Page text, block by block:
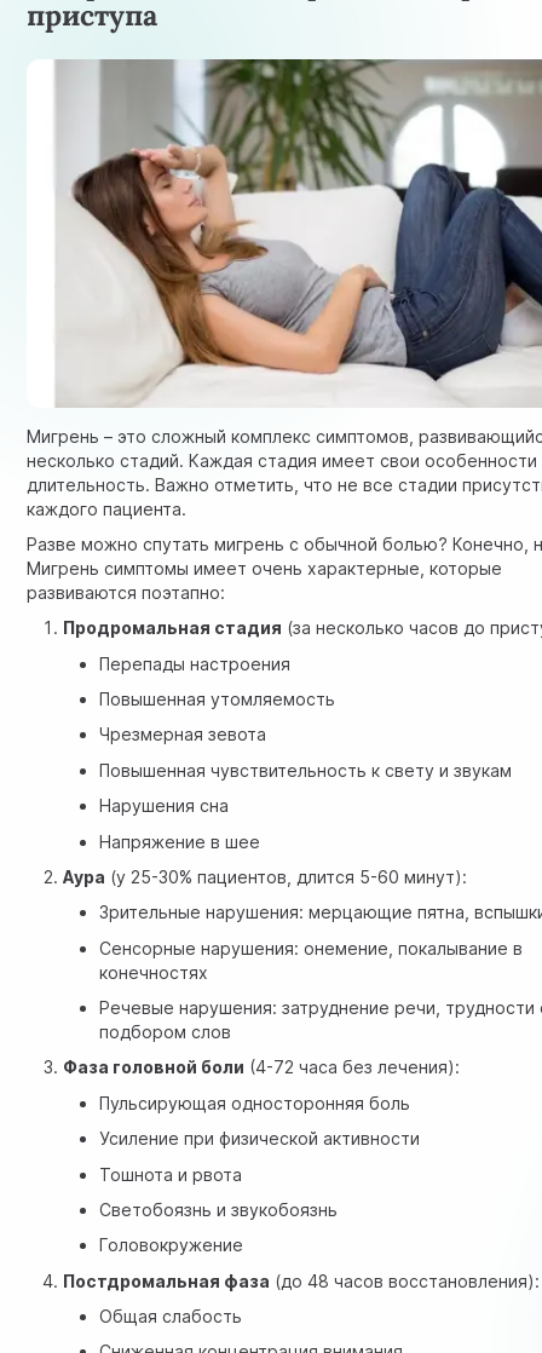
приступа
Мигрень – это сложный комплекс симптомов,
несколько стадий. Каждая стадия имеет свои особенности
длительность. Важно отметить, что не все стадии
каждого пациента.
Разве можно спутать мигрень с обычной болью? Конечно,
Мигрень симптомы имеет очень характерные, которые
развиваются поэтапно:
Продромальная стадия (за несколько часов до
Перепады настроения
Повышенная утомляемость
Чрезмерная зевота
Повышенная чувствительность к свету и звукам
Нарушения сна
Напряжение в шее
Аура (у 25-30% пациентов, длится 5-60 минут):
Зрительные нарушения: мерцающие пятна,
Сенсорные нарушения: онемение, покалывание в
конечностях
Речевые нарушения: затруднение речи, трудности
подбором слов
Фаза головной боли (4-72 часа без лечения):
Пульсирующая односторонняя боль
Усиление при физической активности
Тошнота и рвота
Светобоязнь и звукобоязнь
Головокружение
Постдромальная фаза (до 48 часов восстановления):
Общая слабость